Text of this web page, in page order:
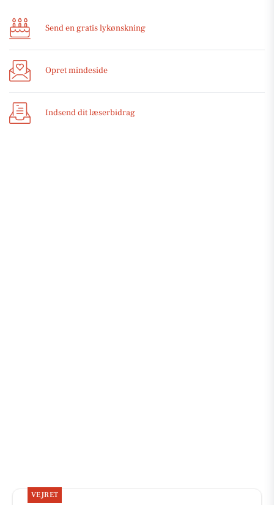
Send en gratis lykønskning
Opret mindeside
Indsend dit læserbidrag
VEJRET